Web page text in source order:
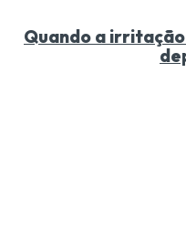
Quando a